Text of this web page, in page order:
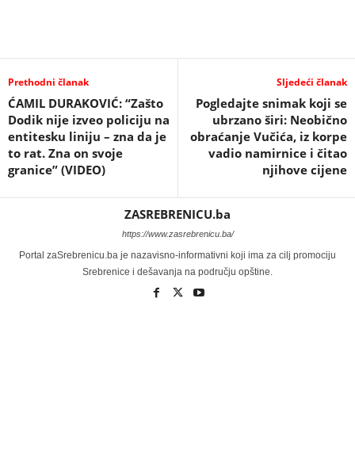
Prethodni članak
ĆAMIL DURAKOVIĆ: “Zašto
Dodik nije izveo policiju na
entitesku liniju – zna da je
to rat. Zna on svoje
granice” (VIDEO)
Sljedeći članak
Pogledajte snimak koji se
ubrzano širi: Neobično
obraćanje Vučića, iz korpe
vadio namirnice i čitao
njihove cijene
ZASREBRENICU.ba
https://www.zasrebrenicu.ba/
Portal zaSrebrenicu.ba je nazavisno-informativni koji ima za cilj promociju
Srebrenice i dešavanja na području opštine.